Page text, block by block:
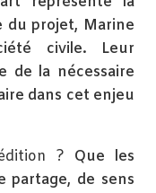
du projet, Marine
civile. Leur
de la nécessaire
dans cet enjeu
? Que les
partage, de sens